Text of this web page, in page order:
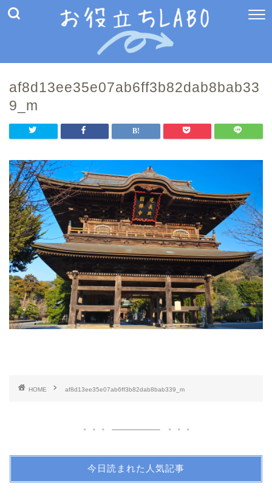
af8d13ee35e07ab6ff3b82dab8bab33
9_m
HOME af8d13ee35e07ab6ff3b82dab8bab339_m
今日読まれた人気記事